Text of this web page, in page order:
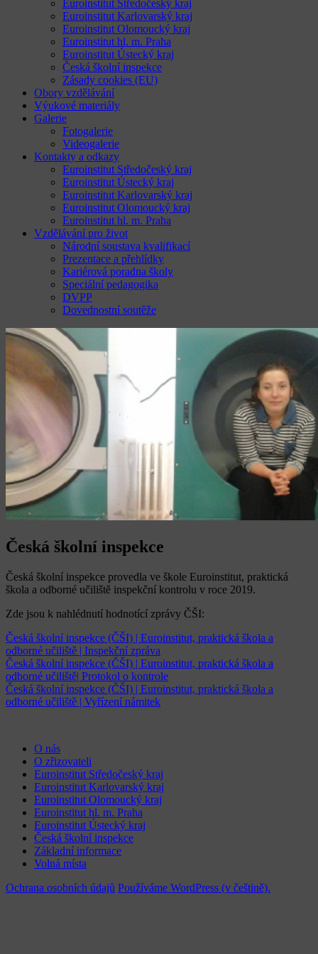
Euroinstitut Středočeský kraj
Euroinstitut Karlovarský kraj
Euroinstitut Olomoucký kraj
Euroinstitut hl. m. Praha
Euroinstitut Ústecký kraj
Česká školní inspekce
Zásady cookies (EU)
Obory vzdělávání
Výukové materiály
Galerie
Fotogalerie
Videogalerie
Kontakty a odkazy
Euroinstitut Středočeský kraj
Euroinstitut Ústecký kraj
Euroinstitut Karlovarský kraj
Euroinstitut Olomoucký kraj
Euroinstitut hl. m. Praha
Vzdělávání pro život
Národní soustava kvalifikací
Prezentace a přehlídky
Kariérová poradna školy
Speciální pedagogika
DVPP
Dovednostní soutěže
Česká školní inspekce
Česká školní inspekce provedla ve škole Euroinstitut, praktická
škola a odborné učiliště inspekční kontrolu v roce 2019.
Zde jsou k nahlédnutí hodnotící zprávy ČŠI:
Česká školní inspekce (ČŠI) | Euroinstitut, praktická škola a
odborné učiliště | Inspekční zpráva
Česká školní inspekce (ČŠI) | Euroinstitut, praktická škola a
odborné učiliště| Protokol o kontrole
Česká školní inspekce (ČŠI) | Euroinstitut, praktická škola a
odborné učiliště | Vyřízení námitek
O nás
O zřizovateli
Euroinstitut Středočeský kraj
Euroinstitut Karlovarský kraj
Euroinstitut Olomoucký kraj
Euroinstitut hl. m. Praha
Euroinstitut Ústecký kraj
Česká školní inspekce
Základní informace
Volná místa
Ochrana osobních údajů Používáme WordPress (v češtině).